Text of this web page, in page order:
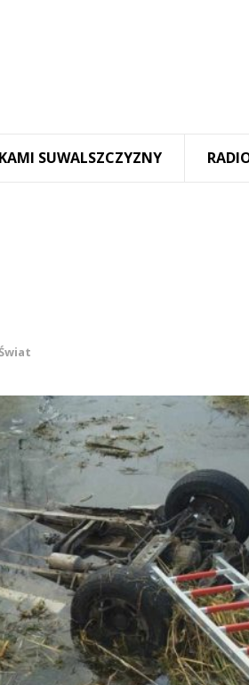
SUWALSZCZYZNY